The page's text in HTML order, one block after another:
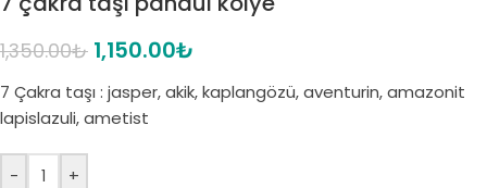
1,350.00₺ 1,150.00₺
7 Çakra taşı : jasper, akik, kaplangözü, aventurin, amazonit
lapislazuli, ametist
- +